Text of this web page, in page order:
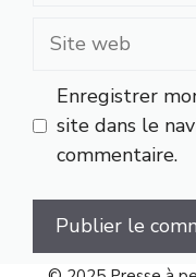
Site
Enregistrer
site dans le
commentaire.